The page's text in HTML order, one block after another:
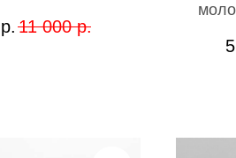
р. 11 000 р.